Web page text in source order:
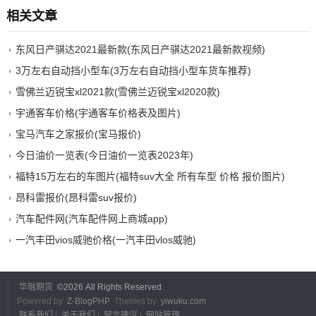
相关文章
东风日产骐达2021最新款(东风日产骐达2021最新款视频)
3万左右自动挡小型车(3万左右自动挡小型车货车推荐)
雪佛兰迈锐宝xl2021款(雪佛兰迈锐宝xl2020款)
宇通客车价格(宇通客车价格表及图片)
宝马汽车之家报价(宝马报价)
今日油价一览表(今日油价一览表2023年)
福特15万左右的车图片(福特suv大全 所有车型 价格 报价图片)
昂科雷报价(昂科雷suv报价)
汽车配件网(汽车配件网上商城app)
一汽丰田vios威驰价格(一汽丰田vlos威驰)
华融期货 ©2026 All Rights Reserved.
Powered by Z-BlogPHP Themes by yiwuku.com